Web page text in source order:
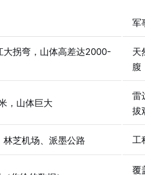
军
大拐弯，山体高差达2000-
天
腹
，山体巨大
雷
拔
林芝机场、派墨公路 工
覆